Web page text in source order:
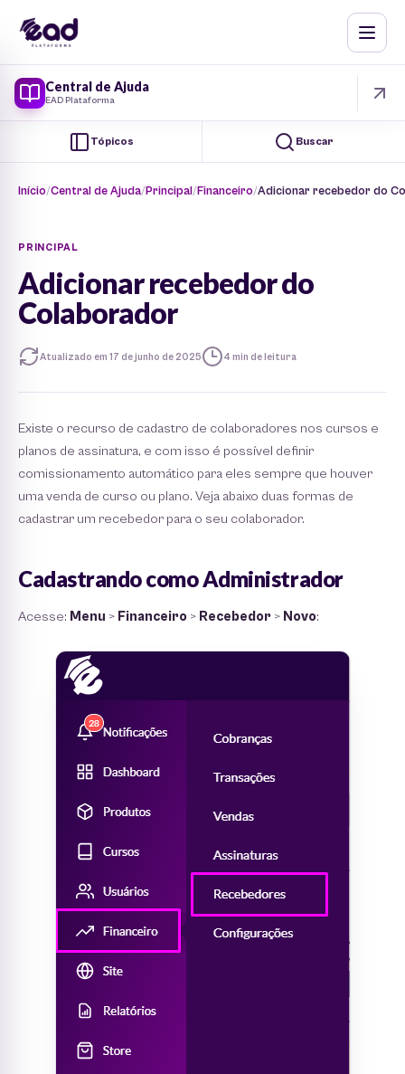
Central de Ajuda
EAD Plataforma
Tópicos Buscar
Início Central de Ajuda Principal Financeiro Adicionar recebedor do
PRINCIPAL
Adicionar recebedor do
Colaborador
Atualizado em 17 de junho de 2025 4 min de leitura
Existe o recurso de cadastro de colaboradores nos cursos e
planos de assinatura, e com isso é possível definir
comissionamento automático para eles sempre que houver
uma venda de curso ou plano. Veja abaixo duas formas de
cadastrar um recebedor para o seu colaborador.
Cadastrando como Administrador
Acesse: Menu > Financeiro > Recebedor > Novo: